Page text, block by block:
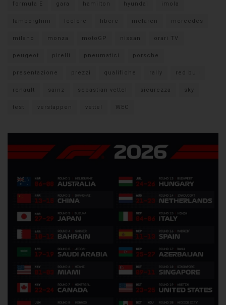
formula E gara hamilton hyundai imola
lamborghini leclerc libere mclaren mercedes
milano monza motoGP nissan orari TV
peugeot pirelli pneumatici porsche
presentazione prezzi qualifiche rally red bull
renault sainz sebastian vettel sicurezza sky
test verstappen vettel WEC